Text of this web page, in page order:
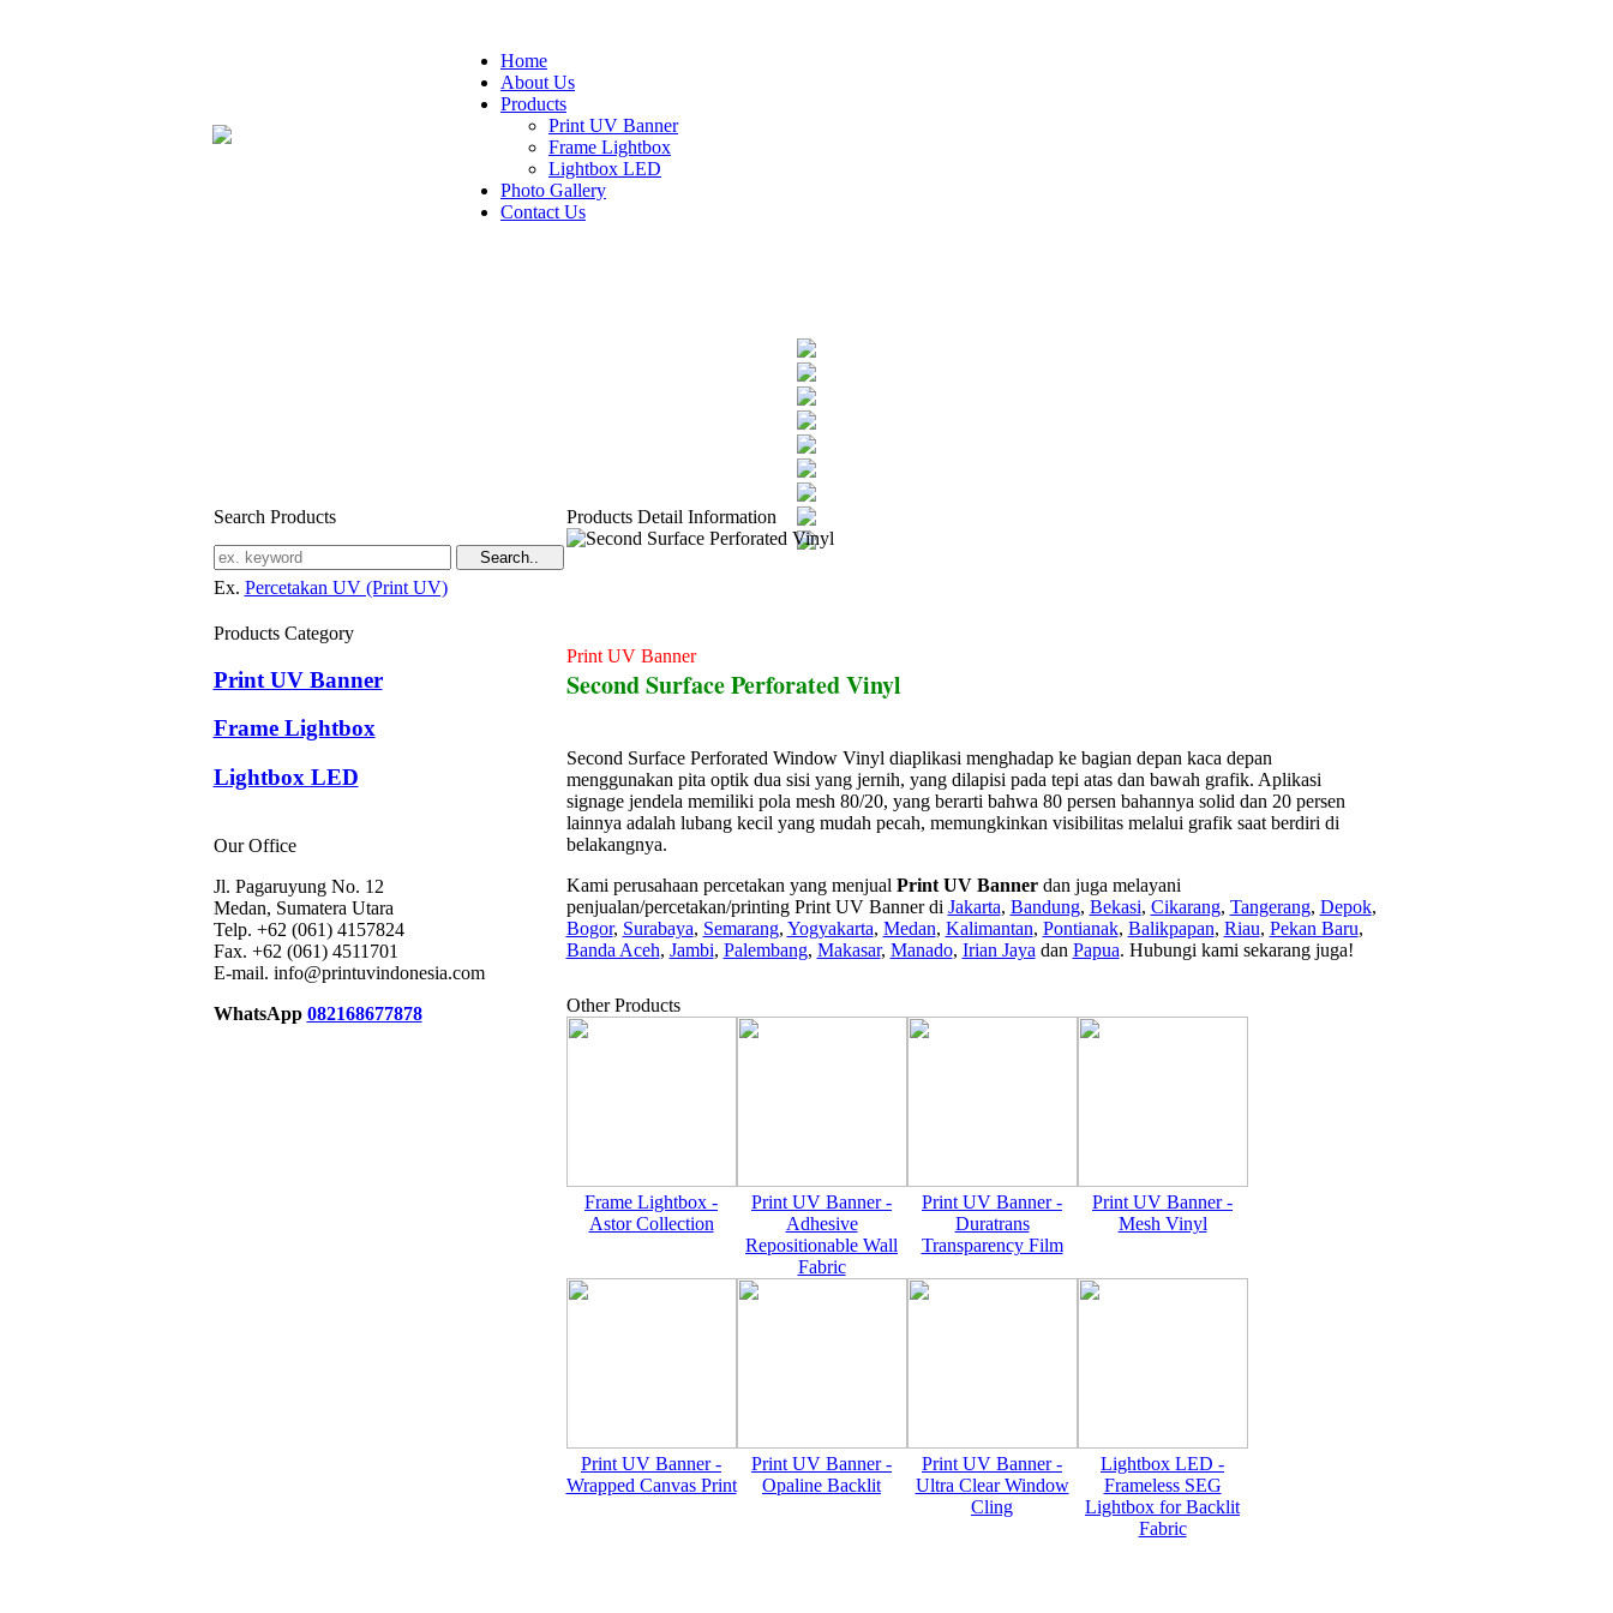
Home
About Us
Products
Print UV Banner
Frame Lightbox
Lightbox LED
Photo Gallery
Contact Us
Search Products
Ex. Percetakan UV (Print UV)
Products Category
Print UV Banner
Frame Lightbox
Lightbox LED
Our Office
Jl. Pagaruyung No. 12
Medan, Sumatera Utara
Telp. +62 (061) 4157824
Fax. +62 (061) 4511701
E-mail. info@printuvindonesia.com
WhatsApp 082168677878
Products Detail Information
Print UV Banner
Second Surface Perforated Vinyl
Second Surface Perforated Window Vinyl diaplikasi menghadap ke bagian depan kaca depan
menggunakan pita optik dua sisi yang jernih, yang dilapisi pada tepi atas dan bawah grafik. Aplikasi
signage jendela memiliki pola mesh 80/20, yang berarti bahwa 80 persen bahannya solid dan 20 persen
lainnya adalah lubang kecil yang mudah pecah, memungkinkan visibilitas melalui grafik saat berdiri di
belakangnya.
Kami perusahaan percetakan yang menjual Print UV Bannerdan juga melayani
penjualan/percetakan/printing Print UV Banner di Jakarta, Bandung, Bekasi, Cikarang, Tangerang, Depok,
Bogor, Surabaya, Semarang, Yogyakarta, Medan, Kalimantan, Pontianak, Balikpapan, Riau, Pekan Baru,
Banda Aceh, Jambi, Palembang, Makasar, Manado, Irian Jaya dan Papua. Hubungi kami sekarang juga!
Other Products
Frame Lightbox -
Astor Collection
Print UV Banner -
Adhesive
Repositionable Wall
Fabric
Print UV Banner -
Duratrans
Transparency Film
Print UV Banner -
Mesh Vinyl
Print UV Banner -
Wrapped Canvas Print
Print UV Banner -
Opaline Backlit
Print UV Banner -
Ultra Clear Window
Cling
Lightbox LED -
Frameless SEG
Lightbox for Backlit
Fabric